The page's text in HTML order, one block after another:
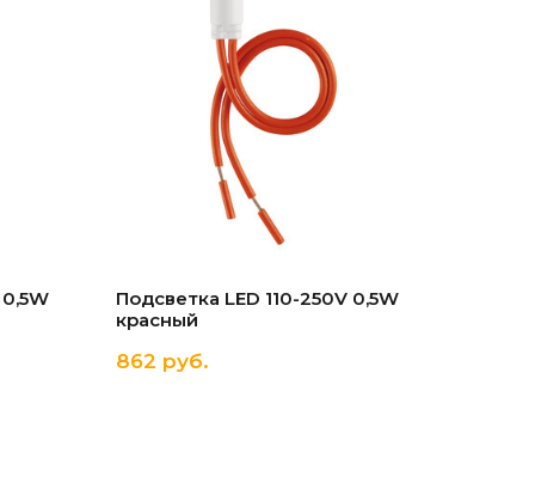
Подсветка LED 110-250V 0,5W
красный
862 руб.